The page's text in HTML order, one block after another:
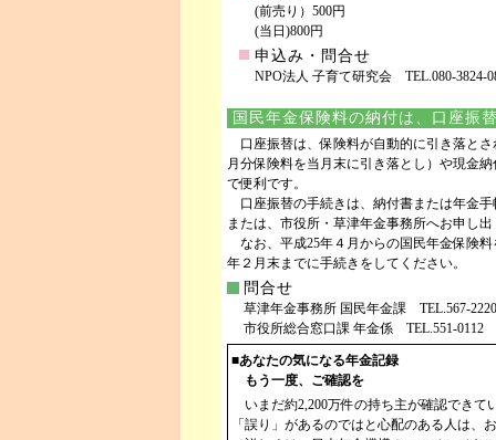
(前売り）500円
(当日)800円
申込み・問合せ
NPO法人 子育て研究会 TEL.080-3824-
国民年金保険料の納付は、口座振
口座振替は、保険料が自動的に引き落と
月分保険料を当月末に引き落とし）や現金
で便利です。
口座振替の手続きは、納付書または年金
または、市役所・草津年金事務所へお申し
なお、平成25年４月からの国民年金保険
年２月末までに手続きをしてください。
問合せ
草津年金事務所 国民年金課 TEL.567-
市役所総合窓口課 年金係 TEL.551-0112
■あなたの気になる年金記録
もう一度、ご確認を
いまだ約2,200万件の持ち主が確認できて
「誤り」があるのではと心配のある人は